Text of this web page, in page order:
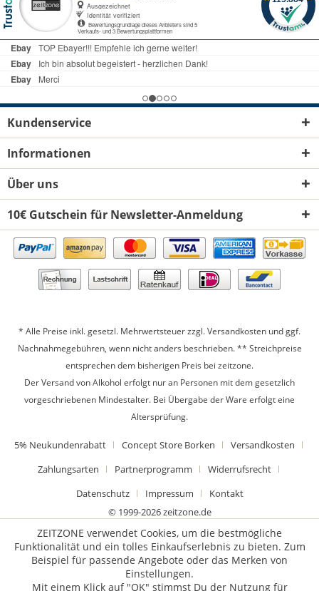
Kundenservice
Informationen
Über uns
10€ Gutschein für Newsletter-Anmeldung
* Alle Preise inkl. gesetzl. Mehrwertsteuer zzgl.Versandkosten und ggf.
Nachnahmegebühren, wenn nicht anders beschrieben. ** Streichpreise
entsprechen dem bisherigen Preis bei zeitzone.
Der Versand von Alkohol erfolgt nur an Personen mit dem gesetzlich
vorgeschriebenen Mindestalter. Bei Übergabe der Ware erfolgt eine
Altersprüfung.
5% Neukundenrabatt Concept Store Borken
Versandkosten
Zahlungsarten
Partnerprogramm
Widerrufsrecht
Datenschutz
Impressum
Kontakt
© 1999-2026 zeitzone.de
ZEITZONE verwendet Cookies, um die bestmögliche
Funktionalität und ein tolles Einkaufserlebnis zu bieten. Zum
Beispiel für passende Angebote oder das Merken von
Einstellungen.
Mit einem Klick auf "OK" stimmst Du der Nutzung für